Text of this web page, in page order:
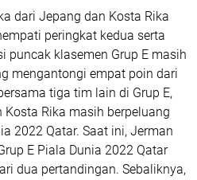
dari Jepang dan Kosta Rika
peringkat kedua serta
puncak klasemen Grup E masih
mengantongi empat poin dari
tiga tim lain di Grup E,
Rika masih berpeluang
2022 Qatar. Saat ini, Jerman
E Piala Dunia 2022 Qatar
dua pertandingan. Sebaliknya,